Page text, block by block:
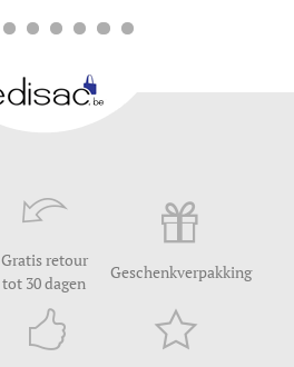
Gratis retour
tot 30 dagen
Geschenkverpakking